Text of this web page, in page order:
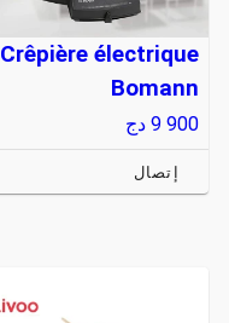
Crêpière électrique
Bomann
9 900 دج
إتصال